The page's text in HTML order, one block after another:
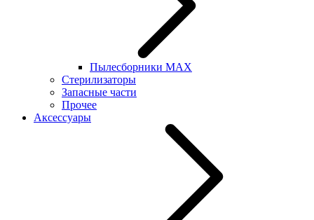
Пылесборники MAX
Стерилизаторы
Запасные части
Прочее
Аксессуары